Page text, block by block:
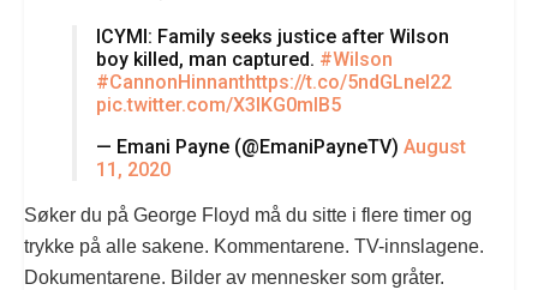
ICYMI: Family seeks justice after Wilson
boy killed, man captured. #Wilson
#CannonHinnanthttps://t.co/5ndGLnel22
pic.twitter.com/X3lKG0mlB5
— Emani Payne (@EmaniPayneTV) August
11, 2020
Søker du på George Floyd må du sitte i flere timer og
trykke på alle sakene. Kommentarene. TV-innslagene.
Dokumentarene. Bilder av mennesker som gråter.